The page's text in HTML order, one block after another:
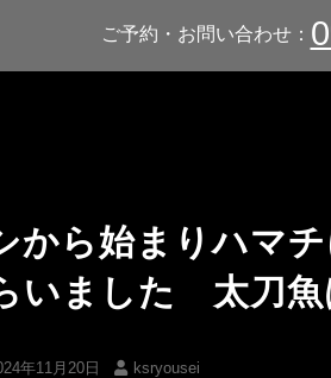
ご予約・お問い合わせ：
から始まりハマ
いました 太刀魚
年11月20日 ksryousei